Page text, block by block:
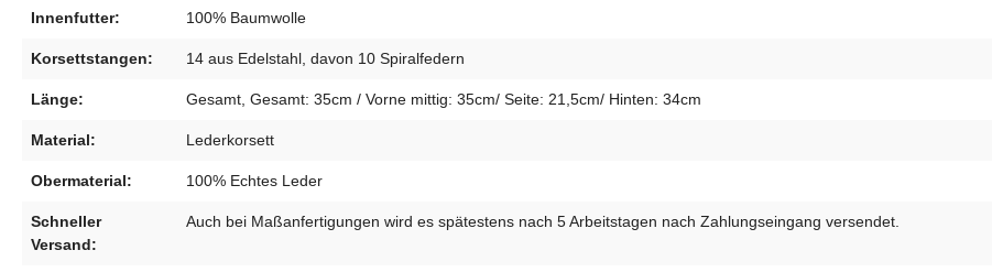
Innenfutter: 100% Baumwolle
Korsettstangen: 14 aus Edelstahl, davon 10 Spiralfedern
Länge: Gesamt, Gesamt: 35cm / Vorne mittig: 35cm/ Seite: 21,5cm/ Hinten: 34cm
Material: Lederkorsett
Obermaterial: 100% Echtes Leder
Schneller
Versand:
Auch bei Maßanfertigungen wird es spätestens nach 5 Arbeitstagen nach Zahlungseingang versendet.